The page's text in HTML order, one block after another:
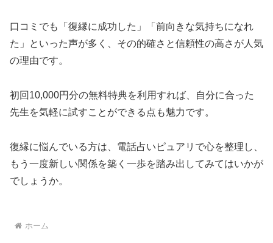
口コミでも「復縁に成功した」「前向きな気持ちになれ
た」といった声が多く、その的確さと信頼性の高さが人気
の理由です。
初回10,000円分の無料特典を利用すれば、自分に合った
先生を気軽に試すことができる点も魅力です。
復縁に悩んでいる方は、電話占いピュアリで心を整理し、
もう一度新しい関係を築く一歩を踏み出してみてはいかが
でしょうか。
ホーム